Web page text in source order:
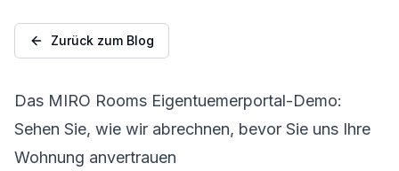
Zurück zum Blog
Das MIRO Rooms Eigentuemerportal-Demo:
Sehen Sie, wie wir abrechnen, bevor Sie uns Ihre
Wohnung anvertrauen